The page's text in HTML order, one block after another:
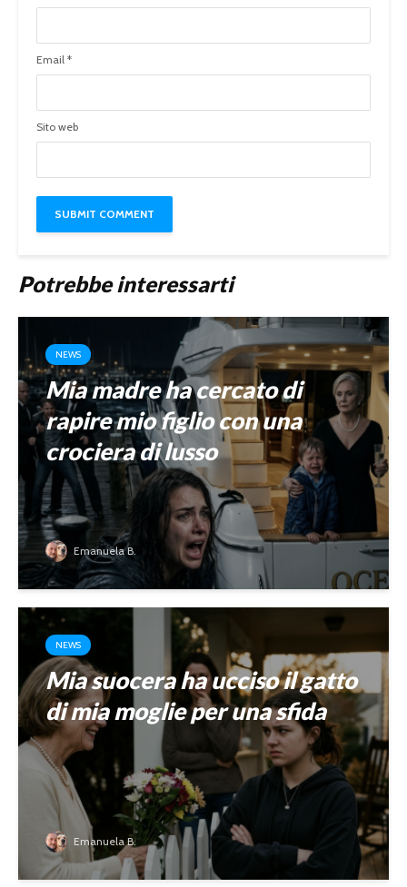
Email *
Sito web
Potrebbe interessarti
NEWS
Mia madre ha cercato di
rapire mio figlio con una
crociera di lusso
Emanuela B.
NEWS
Mia suocera ha ucciso il gatto
di mia moglie per una sfida
Emanuela B.